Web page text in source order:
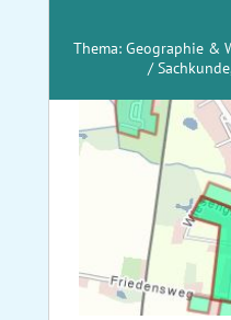
Thema: Geographie &
/